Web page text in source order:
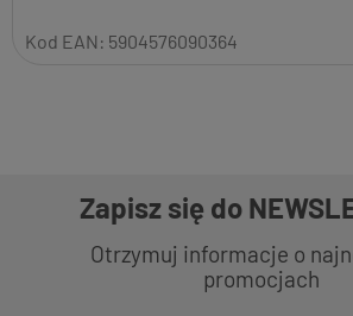
Kod EAN: 5904576090364
Zapisz się do
Otrzymuj informacje o
promocjach